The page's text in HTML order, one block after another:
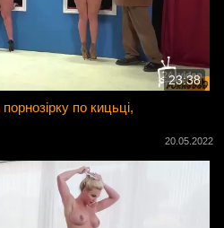
23:38
по кицьці,
20.05.2022